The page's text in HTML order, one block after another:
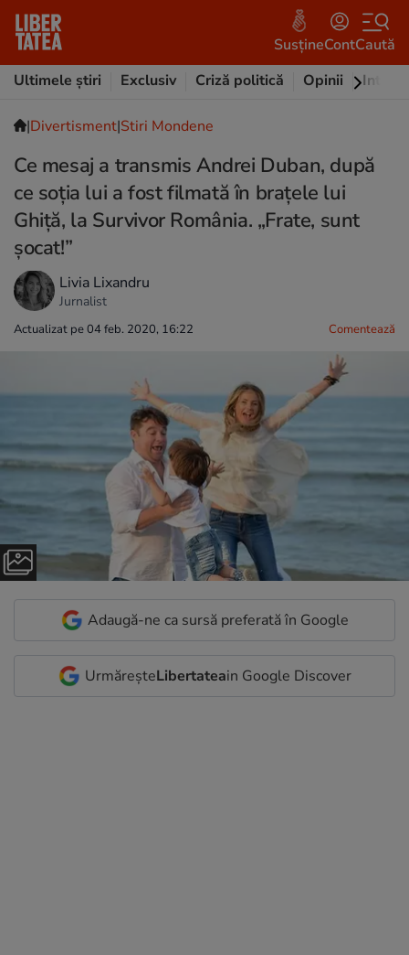
SusțineContCaută
Ultimele știri
Exclusiv Criză politică Opinii
|Divertisment|Stiri Mondene
Ce mesaj a transmis Andrei Duban, după
ce soția lui a fost filmată în brațele lui
Ghiță, la Survivor România. „Frate, sunt
șocat!”
Livia Lixandru
Jurnalist
Actualizat pe 04 feb. 2020, 16:22 Comentează
Adaugă-ne ca sursă preferată în Google
UrmăreșteLibertateain Google Discover